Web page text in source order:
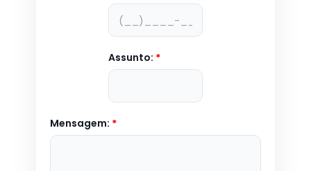
Assunto: *
Mensagem: *